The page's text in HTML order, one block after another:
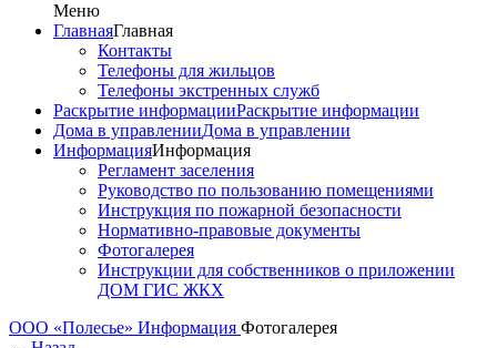
Меню
ГлавнаяГлавная
Контакты
Телефоны для жильцов
Телефоны экстренных служб
Раскрытие информацииРаскрытие информации
Дома в управленииДома в управлении
ИнформацияИнформация
Регламент заселения
Руководство по пользованию помещениями
Инструкция по пожарной безопасности
Нормативно-правовые документы
Фотогалерея
Инструкции для собственников о приложении
ДОМ ГИС ЖКХ
ООО «Полесье» Информация Фотогалерея